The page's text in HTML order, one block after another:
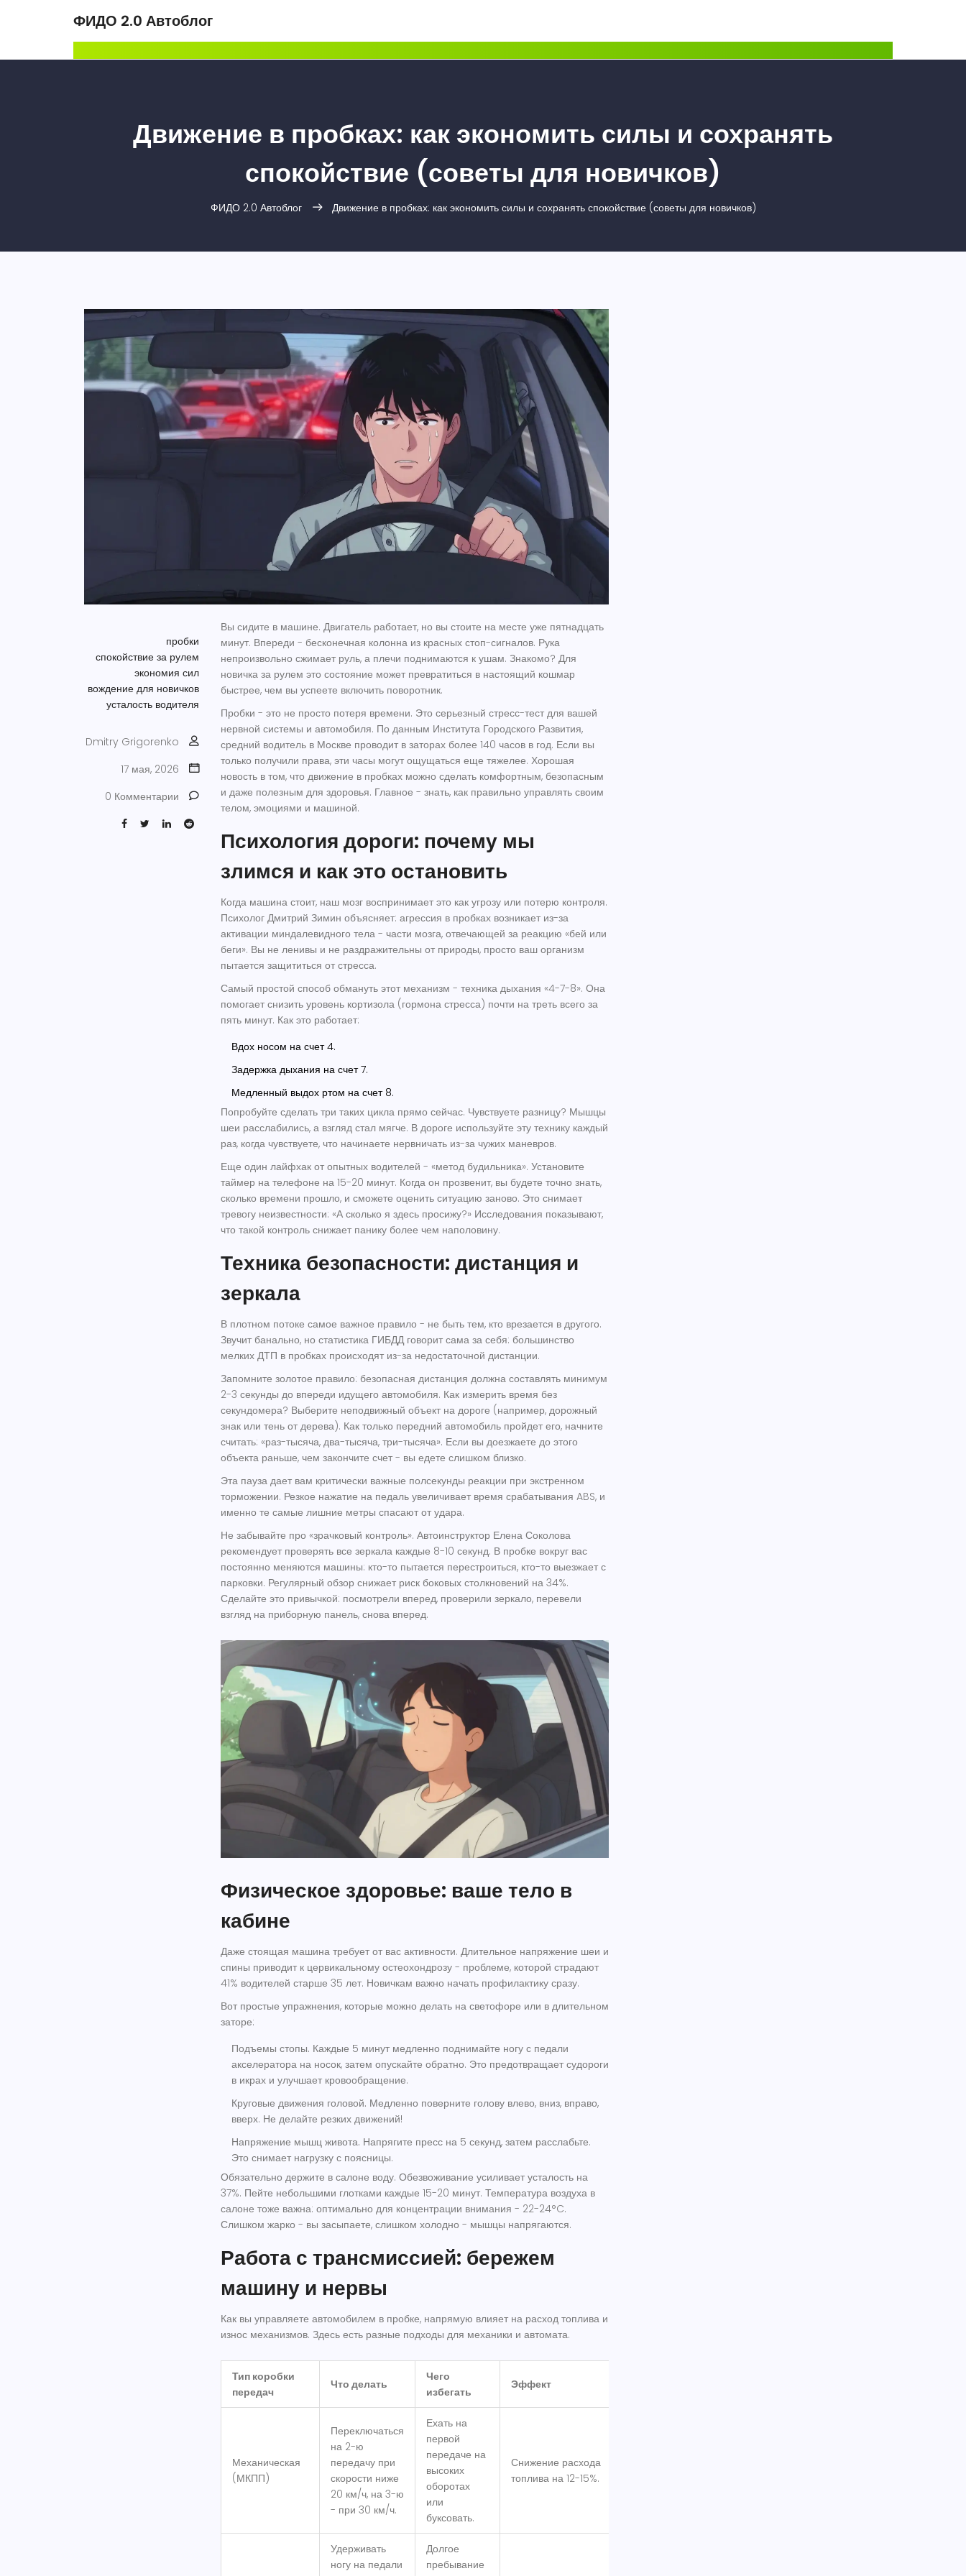
ФИДО 2.0 Автоблог
Движение в пробках: как экономить силы и сохранять
спокойствие (советы для новичков)
ФИДО 2.0 Автоблог Движение в пробках: как экономить силы и сохранять спокойствие (советы для новичков)
пробки
спокойствие за рулем
экономия сил
вождение для новичков
усталость водителя
Dmitry Grigorenko
17 мая, 2026
0 Комментарии
Вы сидите в машине. Двигатель работает, но вы стоите на месте уже пятнадцать
минут. Впереди - бесконечная колонна из красных стоп-сигналов. Рука
непроизвольно сжимает руль, а плечи поднимаются к ушам. Знакомо? Для
новичка за рулем это состояние может превратиться в настоящий кошмар
быстрее, чем вы успеете включить поворотник.
Пробки - это не просто потеря времени. Это серьезный стресс-тест для вашей
нервной системы и автомобиля. По данным Института Городского Развития,
средний водитель в Москве проводит в заторах более 140 часов в год. Если вы
только получили права, эти часы могут ощущаться еще тяжелее. Хорошая
новость в том, что движение в пробках можно сделать комфортным, безопасным
и даже полезным для здоровья. Главное - знать, как правильно управлять своим
телом, эмоциями и машиной.
Психология дороги: почему мы
злимся и как это остановить
Когда машина стоит, наш мозг воспринимает это как угрозу или потерю контроля.
Психолог Дмитрий Зимин объясняет: агрессия в пробках возникает из-за
активации миндалевидного тела - части мозга, отвечающей за реакцию «бей или
беги». Вы не ленивы и не раздражительны от природы, просто ваш организм
пытается защититься от стресса.
Самый простой способ обмануть этот механизм - техника дыхания «4-7-8». Она
помогает снизить уровень кортизола (гормона стресса) почти на треть всего за
пять минут. Как это работает:
Вдох носом на счет 4.
Задержка дыхания на счет 7.
Медленный выдох ртом на счет 8.
Попробуйте сделать три таких цикла прямо сейчас. Чувствуете разницу? Мышцы
шеи расслабились, а взгляд стал мягче. В дороге используйте эту технику каждый
раз, когда чувствуете, что начинаете нервничать из-за чужих маневров.
Еще один лайфхак от опытных водителей - «метод будильника». Установите
таймер на телефоне на 15-20 минут. Когда он прозвенит, вы будете точно знать,
сколько времени прошло, и сможете оценить ситуацию заново. Это снимает
тревогу неизвестности: «А сколько я здесь просижу?» Исследования показывают,
что такой контроль снижает панику более чем наполовину.
Техника безопасности: дистанция и
зеркала
В плотном потоке самое важное правило - не быть тем, кто врезается в другого.
Звучит банально, но статистика ГИБДД говорит сама за себя: большинство
мелких ДТП в пробках происходят из-за недостаточной дистанции.
Запомните золотое правило: безопасная дистанция должна составлять минимум
2-3 секунды до впереди идущего автомобиля. Как измерить время без
секундомера? Выберите неподвижный объект на дороге (например, дорожный
знак или тень от дерева). Как только передний автомобиль пройдет его, начните
считать: «раз-тысяча, два-тысяча, три-тысяча». Если вы доезжаете до этого
объекта раньше, чем закончите счет - вы едете слишком близко.
Эта пауза дает вам критически важные полсекунды реакции при экстренном
торможении. Резкое нажатие на педаль увеличивает время срабатывания ABS, и
именно те самые лишние метры спасают от удара.
Не забывайте про «зрачковый контроль». Автоинструктор Елена Соколова
рекомендует проверять все зеркала каждые 8-10 секунд. В пробке вокруг вас
постоянно меняются машины: кто-то пытается перестроиться, кто-то выезжает с
парковки. Регулярный обзор снижает риск боковых столкновений на 34%.
Сделайте это привычкой: посмотрели вперед, проверили зеркало, перевели
взгляд на приборную панель, снова вперед.
Физическое здоровье: ваше тело в
кабине
Даже стоящая машина требует от вас активности. Длительное напряжение шеи и
спины приводит к цервикальному остеохондрозу - проблеме, которой страдают
41% водителей старше 35 лет. Новичкам важно начать профилактику сразу.
Вот простые упражнения, которые можно делать на светофоре или в длительном
заторе:
Подъемы стопы. Каждые 5 минут медленно поднимайте ногу с педали
акселератора на носок, затем опускайте обратно. Это предотвращает судороги
в икрах и улучшает кровообращение.
Круговые движения головой. Медленно поверните голову влево, вниз, вправо,
вверх. Не делайте резких движений!
Напряжение мышц живота. Напрягите пресс на 5 секунд, затем расслабьте.
Это снимает нагрузку с поясницы.
Обязательно держите в салоне воду. Обезвоживание усиливает усталость на
37%. Пейте небольшими глотками каждые 15-20 минут. Температура воздуха в
салоне тоже важна: оптимально для концентрации внимания - 22-24°C.
Слишком жарко - вы засыпаете, слишком холодно - мышцы напрягаются.
Работа с трансмиссией: бережем
машину и нервы
Как вы управляете автомобилем в пробке, напрямую влияет на расход топлива и
износ механизмов. Здесь есть разные подходы для механики и автомата.
Тип коробки
передач
Что делать
Чего
избегать
Эффект
Механическая
(МКПП)
Переключаться
на 2-ю
передачу при
скорости ниже
20 км/ч, на 3-ю
- при 30 км/ч.
Ехать на
первой
передаче на
высоких
оборотах
или
буксовать.
Снижение расхода
топлива на 12-15%.
Удерживать
ногу на педали
Долгое
пребывание